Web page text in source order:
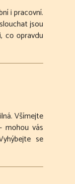
i pracovní.
jsou
co opravdu
Všímejte
mohou vás
se